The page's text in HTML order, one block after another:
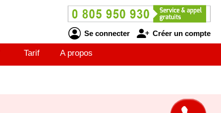
Se connecter Créer un compte
Tarif A propos